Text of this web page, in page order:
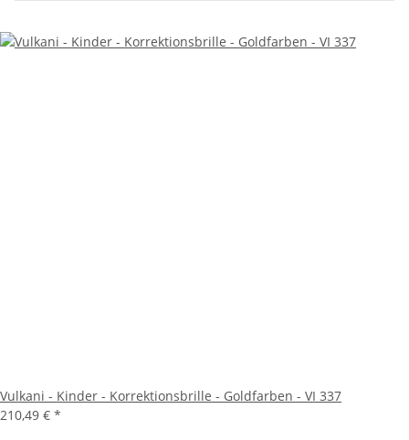
Vulkani - Kinder - Korrektionsbrille - Goldfarben - VI 337
210,49 € *